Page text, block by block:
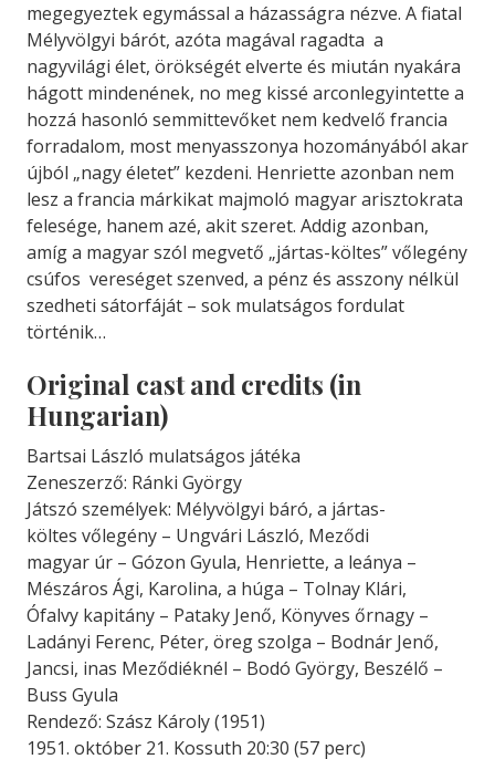
megegyeztek egymással a házasságra nézve. A fiatal
Mélyvölgyi bárót, azóta magával ragadta a
nagyvilági élet, örökségét elverte és miután nyakára
hágott mindenének, no meg kissé arconlegyintette a
hozzá hasonló semmittevőket nem kedvelő francia
forradalom, most menyasszonya hozományából akar
újból „nagy életet” kezdeni. Henriette azonban nem
lesz a francia márkikat majmoló magyar arisztokrata
felesége, hanem azé, akit szeret. Addig azonban,
amíg a magyar szól megvető „jártas-költes” vőlegény
csúfos vereséget szenved, a pénz és asszony nélkül
szedheti sátorfáját – sok mulatságos fordulat
történik…
Original cast and credits (in
Hungarian)
Bartsai László mulatságos játéka
Zeneszerző: Ránki György
Játszó személyek: Mélyvölgyi báró, a jártas-
költes vőlegény – Ungvári László, Meződi
magyar úr – Gózon Gyula, Henriette, a leánya –
Mészáros Ági, Karolina, a húga – Tolnay Klári,
Ófalvy kapitány – Pataky Jenő, Könyves őrnagy –
Ladányi Ferenc, Péter, öreg szolga – Bodnár Jenő,
Jancsi, inas Meződiéknél – Bodó György, Beszélő –
Buss Gyula
Rendező: Szász Károly (1951)
1951. október 21. Kossuth 20:30 (57 perc)